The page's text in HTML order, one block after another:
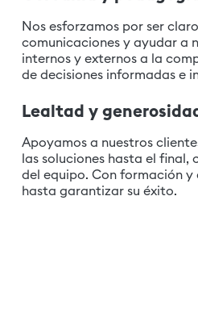
Nos esforzamos por ser
comunicaciones y ayudar a
internos y externos a la
de decisiones informadas e
Lealtad y
Apoyamos a nuestros
las soluciones hasta el final,
del equipo. Con formación
hasta garantizar su éxito.